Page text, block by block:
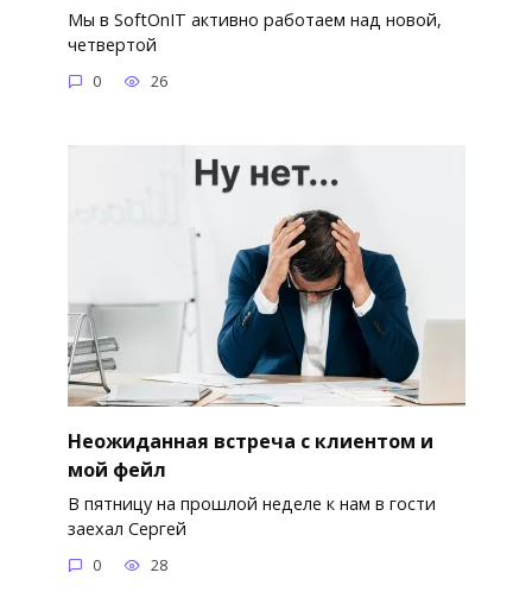
Мы в SoftOnIT активно работаем над новой,
четвертой
0 26
Неожиданная встреча с клиентом и
мой фейл
В пятницу на прошлой неделе к нам в гости
заехал Сергей
0 28